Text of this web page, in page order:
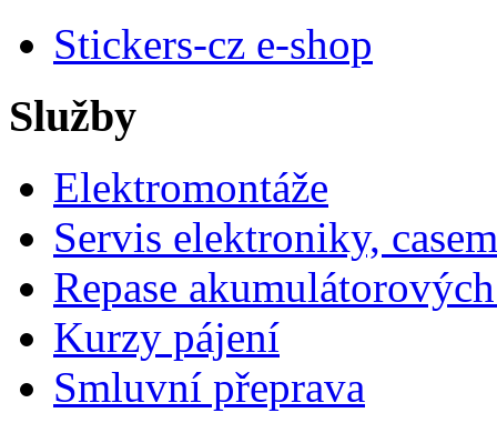
Stickers-cz e-shop
Služby
Elektromontáže
Servis elektroniky,
Repase
Kurzy pájení
Smluvní přeprava